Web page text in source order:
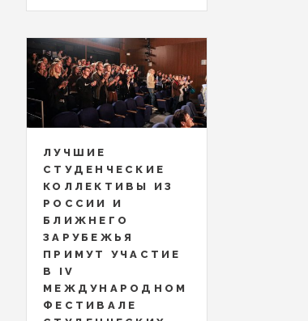
ЛУЧШИЕ
СТУДЕНЧЕСКИЕ
КОЛЛЕКТИВЫ ИЗ
РОССИИ И
БЛИЖНЕГО
ЗАРУБЕЖЬЯ
ПРИМУТ УЧАСТИЕ
В IV
МЕЖДУНАРОДНОМ
ФЕСТИВАЛЕ